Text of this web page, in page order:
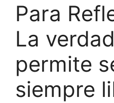
Para
La
permite
siempre